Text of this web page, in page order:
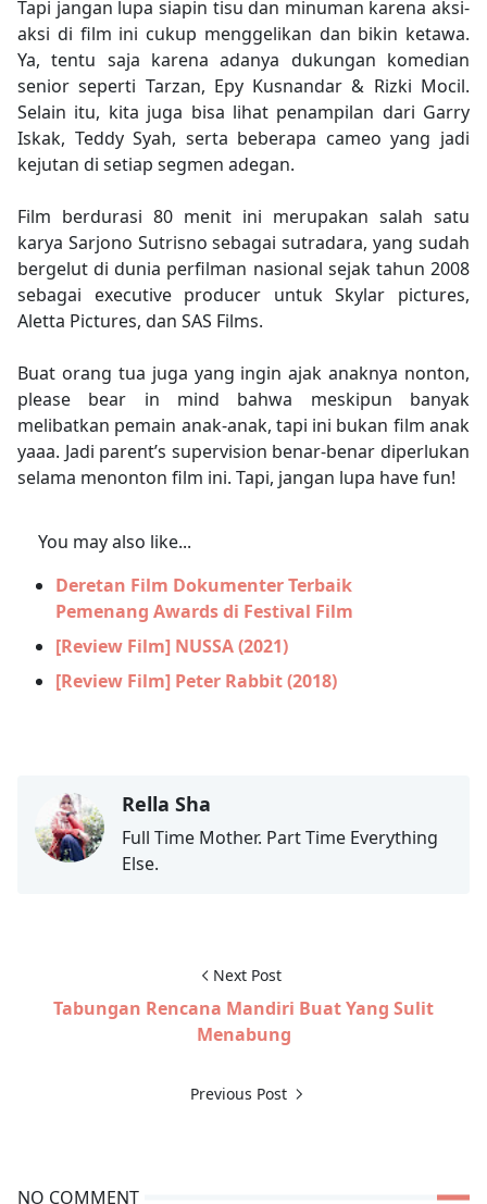
Tapi jangan lupa siapin tisu dan minuman karena aksi-
aksi di film ini cukup menggelikan dan bikin ketawa.
Ya, tentu saja karena adanya dukungan komedian
senior seperti Tarzan, Epy Kusnandar & Rizki Mocil.
Selain itu, kita juga bisa lihat penampilan dari Garry
Iskak, Teddy Syah, serta beberapa cameo yang jadi
kejutan di setiap segmen adegan.
Film berdurasi 80 menit ini merupakan salah satu
karya Sarjono Sutrisno sebagai sutradara, yang sudah
bergelut di dunia perfilman nasional sejak tahun 2008
sebagai executive producer untuk Skylar pictures,
Aletta Pictures, dan SAS Films.
Buat orang tua juga yang ingin ajak anaknya nonton,
please bear in mind bahwa meskipun banyak
melibatkan pemain anak-anak, tapi ini bukan film anak
yaaa. Jadi parent’s supervision benar-benar diperlukan
selama menonton film ini. Tapi, jangan lupa have fun!
You may also like...
Deretan Film Dokumenter Terbaik
Pemenang Awards di Festival Film
[Review Film] NUSSA (2021)
[Review Film] Peter Rabbit (2018)
Rella Sha
Full Time Mother. Part Time Everything
Else.
Next Post
Tabungan Rencana Mandiri Buat Yang Sulit
Menabung
Previous Post
NO COMMENT